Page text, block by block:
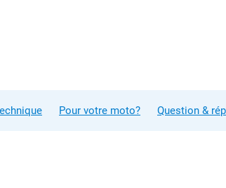
Pour votre moto? Question &